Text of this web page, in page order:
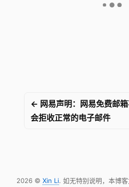
← 网易声明：网易免费邮
会拒收正常的电子邮件
2026 © Xin Li. 如无特别说明，本博